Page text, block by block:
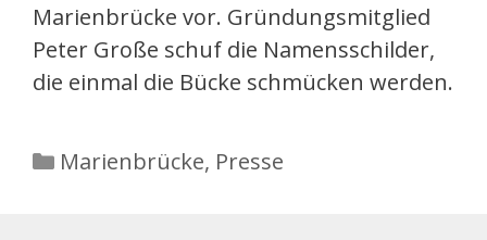
Marienbrücke vor. Gründungsmitglied
Peter Große schuf die Namensschilder,
die einmal die Bücke schmücken werden.
Kategorien
Marienbrücke, Presse